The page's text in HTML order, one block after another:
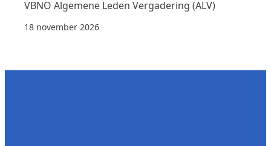
VBNO Algemene Leden Vergadering (ALV)
18 november 2026